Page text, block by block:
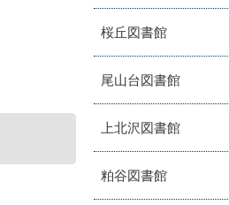
桜丘図書館
尾山台図書館
上北沢図書館
粕谷図書館